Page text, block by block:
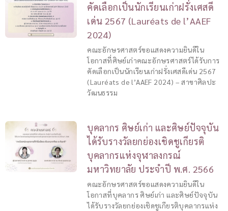
คัดเลือกเป็นนักเรียนเก่าฝรั่งเศสดี
เด่น 2567 (Lauréats de l’AAEF
2024)
คณะอักษรศาสตร์ขอแสดงความยินดีใน
โอกาสที่ศิษย์เก่าคณะอักษรศาสตร์ได้รับการ
คัดเลือกเป็นนักเรียนเก่าฝรั่งเศสดีเด่น 2567
(Lauréats de l’AAEF 2024) – สาขาศิลปะ
วัฒนธรรม
บุคลากร ศิษย์เก่า และศิษย์ปัจจุบัน
ได้รับรางวัลยกย่องเชิดชูเกียรติ
บุคลากรแห่งจุฬาลงกรณ์
มหาวิทยาลัย ประจำปี พ.ศ. 2566
คณะอักษรศาสตร์ขอแสดงความยินดีใน
โอกาสที่บุคลากร ศิษย์เก่า และศิษย์ปัจจุบัน
ได้รับรางวัลยกย่องเชิดชูเกียรติบุคลากรแห่ง